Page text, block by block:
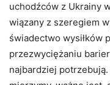
uchodźców z Ukrainy
wiązany z szeregiem
świadectwo wysiłków
przezwyciężaniu
najbardziej